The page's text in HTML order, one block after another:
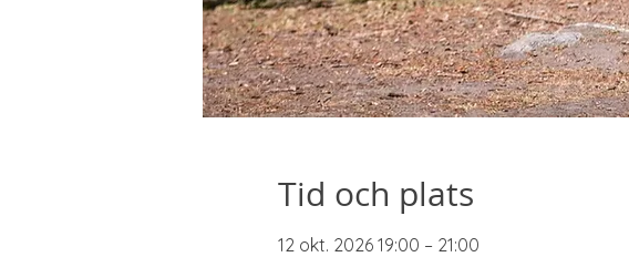
Tid och plats
12 okt. 2026 19:00 – 21:00